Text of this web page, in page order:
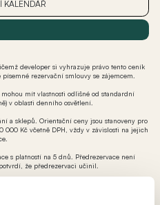
KALENDÁŘ
developer si vyhrazuje právo tento ceník
rezervační smlouvy se zájemcem.
mít vlastnosti odlišné od standardní
v oblasti denního osvětlení.
a sklepů. Orientační ceny jsou stanoveny pro
000 Kč včetně DPH, vždy v závislosti na jejich
s platností na 5 dnů. Předrezervace není
že předrezervaci učinil.